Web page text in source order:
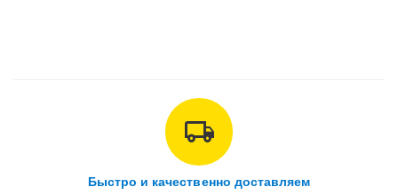
Быстро и качественно доставляем